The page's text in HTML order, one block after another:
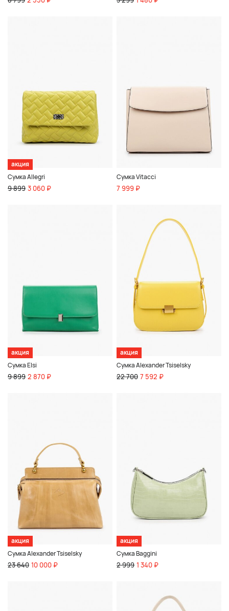
акция
Сумка Allegri
9 899 3 060 ₽
Сумка Vitacci
7 999 ₽
акция
Сумка Elsi
9 899 2 870 ₽
акция
Сумка Alexander Tsiselsky
22 700 7 592 ₽
акция
Сумка Alexander Tsiselsky
23 640 10 000 ₽
акция
Сумка Baggini
2 999 1 340 ₽